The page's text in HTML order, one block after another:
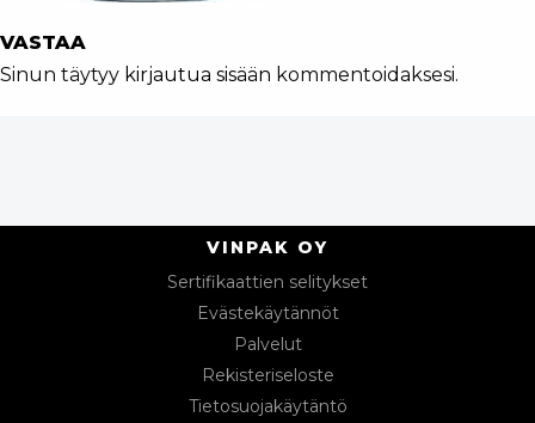
VASTAA
Sinun täytyy kirjautua sisään kommentoidaksesi.
VINPAK OY
Sertifikaattien selitykset
Evästekäytännöt
Palvelut
Rekisteriseloste
Tietosuojakäytäntö